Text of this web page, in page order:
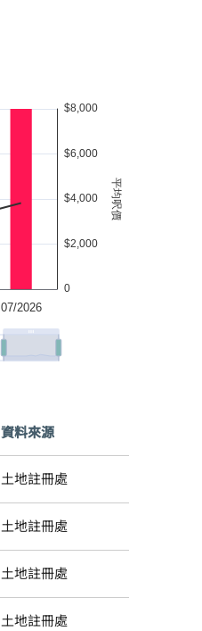
資料來源
土地註冊處
土地註冊處
土地註冊處
土地註冊處